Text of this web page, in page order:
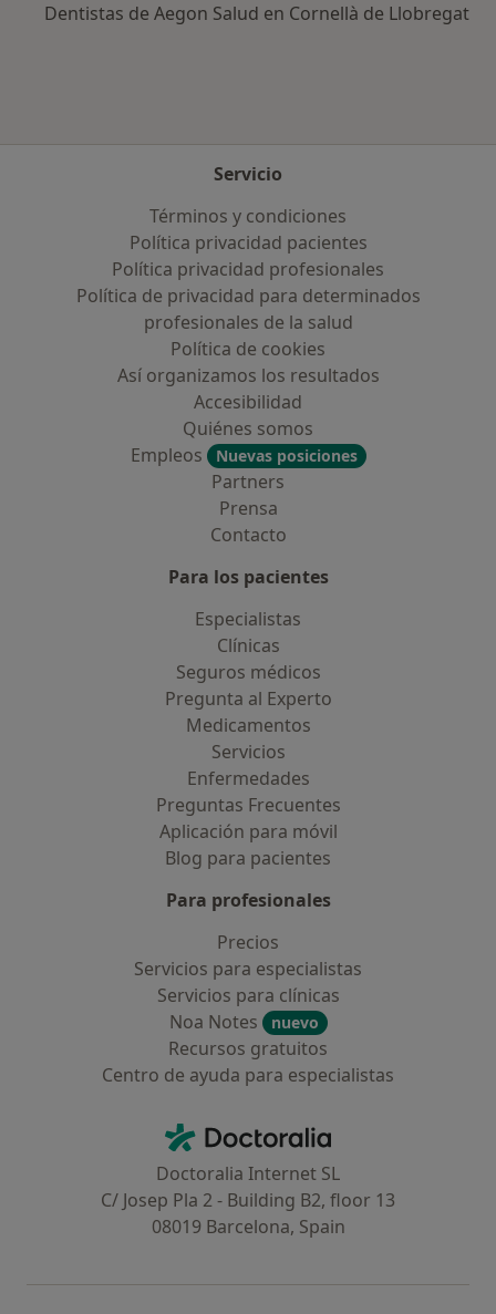
Dentistas de Aegon Salud en Cornellà de Llobregat
Servicio
Términos y condiciones
Política privacidad pacientes
Política privacidad profesionales
Política de privacidad para determinados
profesionales de la salud
Política de cookies
Así organizamos los resultados
Accesibilidad
Quiénes somos
Empleos
Nuevas posiciones
Partners
Prensa
Contacto
Para los pacientes
Especialistas
Clínicas
Seguros médicos
Pregunta al Experto
Medicamentos
Servicios
Enfermedades
Preguntas Frecuentes
Aplicación para móvil
Blog para pacientes
Para profesionales
Precios
Servicios para especialistas
Servicios para clínicas
Noa Notes
nuevo
Recursos gratuitos
Centro de ayuda para especialistas
Doctoralia - Página de inicio
Doctoralia Internet SL
C/ Josep Pla 2 - Building B2, floor 13
08019 Barcelona, Spain